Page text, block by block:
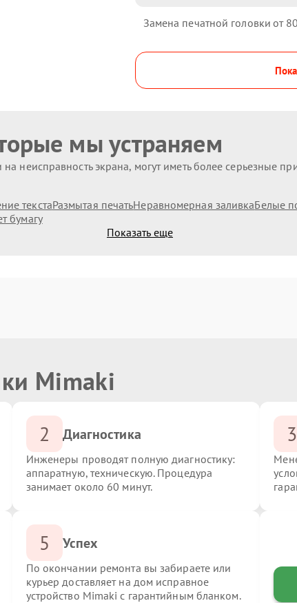
Замена печатной головки 80
мы устраняем
неисправность экрана, могут иметь более серьезные
текстаРазмытая печатьНеравномерная заливкаБелые
бумагу
Показать еще
Mimaki
2 Диагностика
Инженеры проводят полную диагностику:
аппаратную, техническую. Процедура
занимает около 60 минут.
3
5 Успех
По окончании ремонта вы забираете или
курьер доставляет на дом исправное
устройство Mimaki с гарантийным бланком.